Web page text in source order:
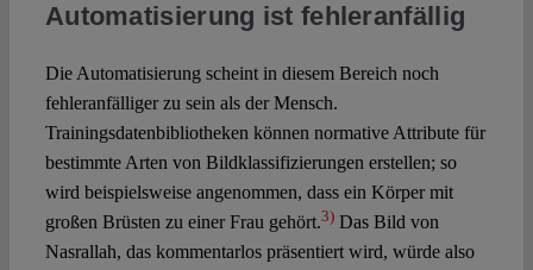
Automatisierung ist fehleranfällig
Die Automatisierung scheint in diesem Bereich noch
fehleranfälliger zu sein als der Mensch.
Trainingsdatenbibliotheken können normative Attribute für
bestimmte Arten von Bildklassifizierungen erstellen; so
wird beispielsweise angenommen, dass ein Körper mit
großen Brüsten zu einer Frau gehört.3)Das Bild von
Nasrallah, das kommentarlos präsentiert wird, würde also